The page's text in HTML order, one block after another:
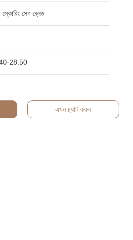
স্কোরিং সেগ ব্লেড
28.50
এখন চ্যাট করুন